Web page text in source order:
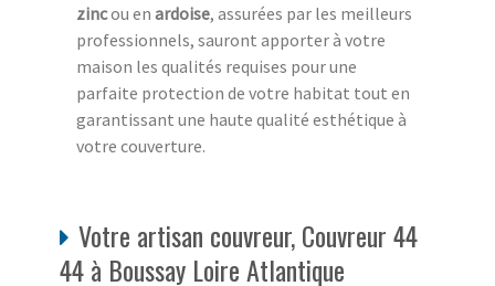
zincou en ardoise, assurées par les meilleurs
professionnels, sauront apporter à votre
maison les qualités requises pour une
parfaite protection de votre habitat tout en
garantissant une haute qualité esthétique à
votre couverture.
Votre artisan couvreur, Couvreur 44
44 à Boussay Loire Atlantique